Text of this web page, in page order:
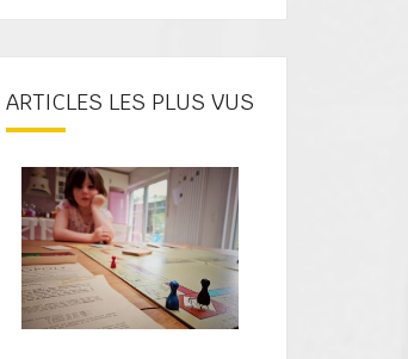
ARTICLES LES PLUS VUS